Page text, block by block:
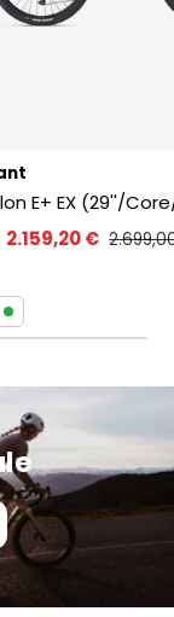
E+ EX (29''/
2.159,20 €